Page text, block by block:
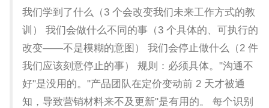
我们学到了什么（3 个会改变我们未来工作方式的教
训） 我们会做什么不同的事（3 个具体的、可执行的
改变——不是模糊的意图） 我们会停止做什么（2 件
我们应该刻意停止的事） 规则：必须具体。"沟通不
好"是没用的。"产品团队在定价变动前 2 天才被通
知，导致营销材料来不及更新"是有用的。 每个识别